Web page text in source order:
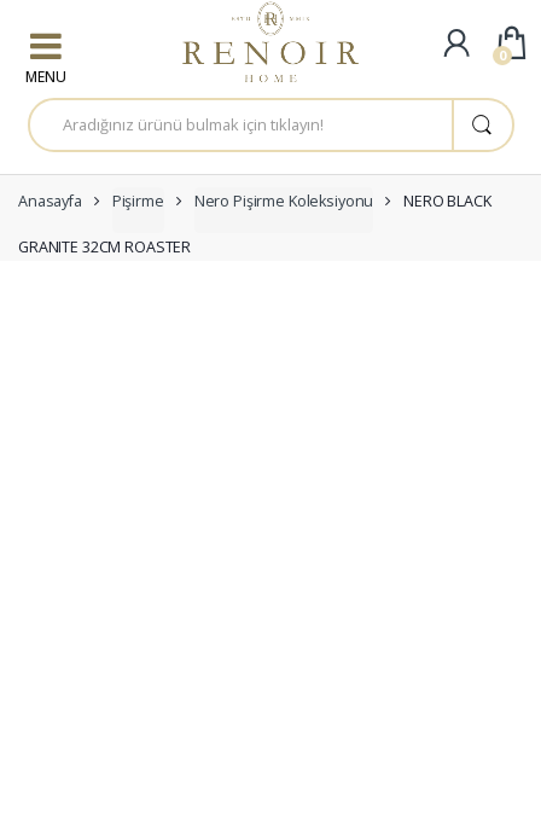
A
r
a
a
:
Anasayfa Pişirme Nero Pişirme Koleksiyonu NERO BLACK
GRANITE 32CM ROASTER
0